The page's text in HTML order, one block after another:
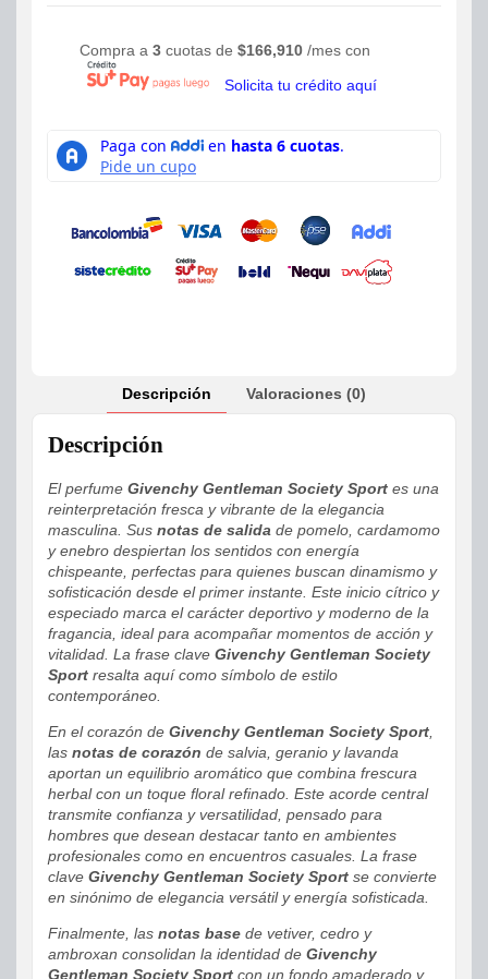
Compra a 3 cuotas de $166,910 /mes con
Solicita tu crédito aquí
Descripción Valoraciones (0)
Descripción
El perfume Givenchy Gentleman Society Sport es una
reinterpretación fresca y vibrante de la elegancia
masculina. Sus notas de salida de pomelo, cardamomo
y enebro despiertan los sentidos con energía
chispeante, perfectas para quienes buscan dinamismo y
sofisticación desde el primer instante. Este inicio cítrico y
especiado marca el carácter deportivo y moderno de la
fragancia, ideal para acompañar momentos de acción y
vitalidad. La frase clave Givenchy Gentleman Society
Sport resalta aquí como símbolo de estilo
contemporáneo.
En el corazón de Givenchy Gentleman Society Sport
las notas de corazón de salvia, geranio y lavanda
aportan un equilibrio aromático que combina frescura
herbal con un toque floral refinado. Este acorde central
transmite confianza y versatilidad, pensado para
hombres que desean destacar tanto en ambientes
profesionales como en encuentros casuales. La frase
clave Givenchy Gentleman Society Sport se convierte
en sinónimo de elegancia versátil y energía sofisticada.
Finalmente, las notas base de vetiver, cedro y
ambroxan consolidan la identidad de Givenchy
Gentleman Society Sport con un fondo amaderado y